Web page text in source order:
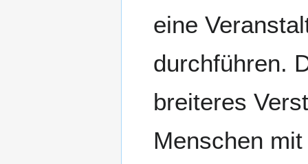
eine
durchführen.
breiteres
Menschen